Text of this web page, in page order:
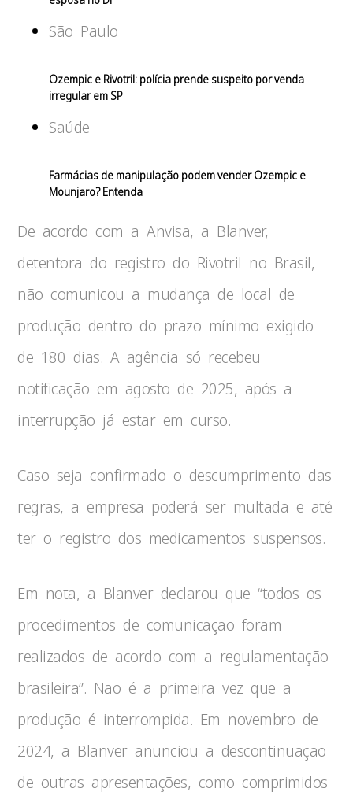
São Paulo
Ozempic e Rivotril: polícia prende suspeito por venda
irregular em SP
Saúde
Farmácias de manipulação podem vender Ozempic e
Mounjaro? Entenda
De acordo com a Anvisa, a Blanver,
detentora do registro do Rivotril no Brasil,
não comunicou a mudança de local de
produção dentro do prazo mínimo exigido
de 180 dias. A agência só recebeu
notificação em agosto de 2025, após a
interrupção já estar em curso.
Caso seja confirmado o descumprimento das
regras, a empresa poderá ser multada e até
ter o registro dos medicamentos suspensos.
Em nota, a Blanver declarou que “todos os
procedimentos de comunicação foram
realizados de acordo com a regulamentação
brasileira”. Não é a primeira vez que a
produção é interrompida. Em novembro de
2024, a Blanver anunciou a descontinuação
de outras apresentações, como comprimidos